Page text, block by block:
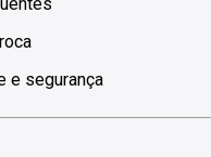
e segurança